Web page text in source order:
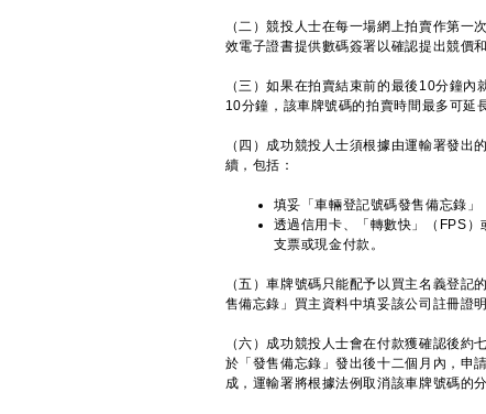
（二）競投人士在每一場網上拍賣作第
效電子證書提供數碼簽署以確認提出競價
（三）如果在拍賣結束前的最後10分鐘
10分鐘，該車牌號碼的拍賣時間最多可延
（四）成功競投人士須根據由運輸署發
續，包括：
填妥「車輛登記號碼發售備忘錄
透過信用卡、「轉數快」（FPS
支票或現金付款。
（五）車牌號碼只能配予以買主名義登
售備忘錄」買主資料中填妥該公司註冊證
（六）成功競投人士會在付款獲確認後
於「發售備忘錄」發出後十二個月內，申
成，運輸署將根據法例取消該車牌號碼的